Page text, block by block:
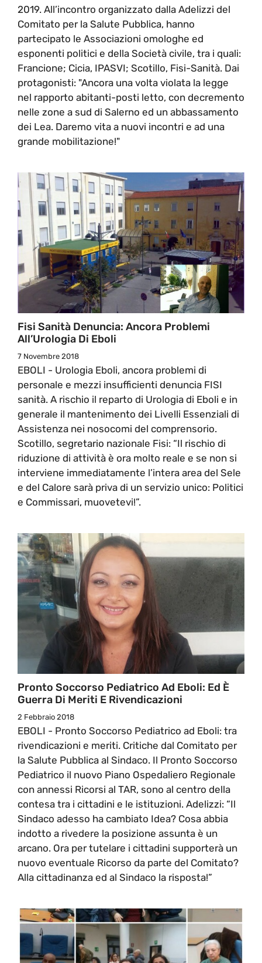
2019. All’incontro organizzato dalla Adelizzi del
Comitato per la Salute Pubblica, hanno
partecipato le Associazioni omologhe ed
esponenti politici e della Società civile, tra i quali:
Francione; Cicia, IPASVI; Scotillo, Fisi-Sanità. Dai
protagonisti: "Ancora una volta violata la legge
nel rapporto abitanti-posti letto, con decremento
nelle zone a sud di Salerno ed un abbassamento
dei Lea. Daremo vita a nuovi incontri e ad una
grande mobilitazione!"
Fisi Sanità Denuncia: Ancora Problemi
All’Urologia Di Eboli
7 Novembre 2018
EBOLI - Urologia Eboli, ancora problemi di
personale e mezzi insufficienti denuncia FISI
sanità. A rischio il reparto di Urologia di Eboli e in
generale il mantenimento dei Livelli Essenziali di
Assistenza nei nosocomi del comprensorio.
Scotillo, segretario nazionale Fisi: “Il rischio di
riduzione di attività è ora molto reale e se non si
interviene immediatamente l’intera area del Sele
e del Calore sarà priva di un servizio unico: Politici
e Commissari, muovetevi!”.
Pronto Soccorso Pediatrico Ad Eboli: Ed È
Guerra Di Meriti E Rivendicazioni
2 Febbraio 2018
EBOLI - Pronto Soccorso Pediatrico ad Eboli: tra
rivendicazioni e meriti. Critiche dal Comitato per
la Salute Pubblica al Sindaco. Il Pronto Soccorso
Pediatrico il nuovo Piano Ospedaliero Regionale
con annessi Ricorsi al TAR, sono al centro della
contesa tra i cittadini e le istituzioni. Adelizzi: “Il
Sindaco adesso ha cambiato Idea? Cosa abbia
indotto a rivedere la posizione assunta è un
arcano. Ora per tutelare i cittadini supporterà un
nuovo eventuale Ricorso da parte del Comitato?
Alla cittadinanza ed al Sindaco la risposta!”